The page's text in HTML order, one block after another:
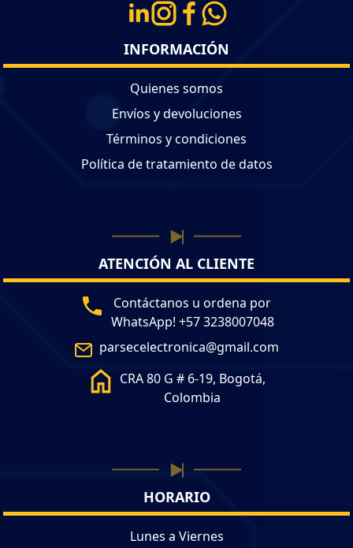
INFORMACIÓN
Quienes somos
Envíos y devoluciones
Términos y condiciones
Política de tratamiento de datos
ATENCIÓN AL CLIENTE
Contáctanos u ordena por
WhatsApp! +57 3238007048
parsecelectronica@gmail.com
CRA 80 G # 6-19, Bogotá,
Colombia
HORARIO
Lunes a Viernes